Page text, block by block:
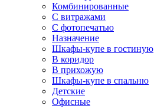
Комбинированные
С витражами
С фотопечатью
Назначение
Шкафы-купе в гостиную
В коридор
В прихожую
Шкафы-купе в спальню
Детские
Офисные